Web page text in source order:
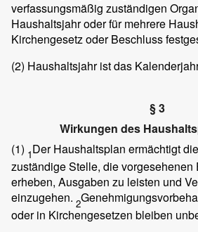
verfassungsmäßig zuständigen
Haushaltsjahr oder für mehrere
Kirchengesetz oder Beschluss
(2) Haushaltsjahr ist das
§ 3
Wirkungen des
(1) 1Der Haushaltsplan ermächtigt
zuständige Stelle, die vorgesehenen
erheben, Ausgaben zu leisten und
einzugehen. 2
oder in Kirchengesetzen bleiben